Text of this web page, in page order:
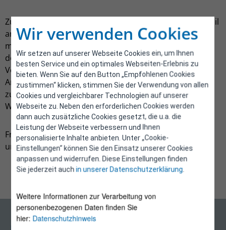
Wir verwenden Cookies
Wir setzen auf unserer Webseite Cookies ein, um Ihnen
besten Service und ein optimales Webseiten-Erlebnis zu
bieten. Wenn Sie auf den Button „Empfohlenen Cookies
zustimmen“ klicken, stimmen Sie der Verwendung von allen
Cookies und vergleichbarer Technologien auf unserer
Webseite zu. Neben den erforderlichen Cookies werden
dann auch zusätzliche Cookies gesetzt, die u.a. die
Leistung der Webseite verbessern und Ihnen
personalisierte Inhalte anbieten. Unter „Cookie-
Einstellungen“ können Sie den Einsatz unserer Cookies
anpassen und widerrufen. Diese Einstellungen finden
Sie jederzeit auchin unserer Datenschutzerklärung.
Weitere Informationen zur Verarbeitung von
personenbezogenen Daten finden Sie
hier: Datenschutzhinweis
Zusätzlich bieten wir einen Informationsdienst via E-Mail
an, in dem aktuelle Entwicklungen im Zusammenhang
mit dem Energieeffizienzgesetz, wie beispielsweise zu
den Meldemodalitäten und kundgemachten
Verordnungen, bekanntgegeben werden. Eine
Anmeldung zum Informationsdienst „Informationen
zum Thema Energieeffizienz“ ist über die E-Control-
Webseitemeine.e-control.org/verteilerlisten/möglich.
Fragen zu anderen Themen der E-Control können Sie
unterhttps://www.e-control.at/kontaktstellen.